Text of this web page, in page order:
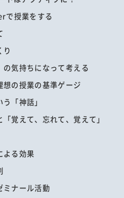
で授業をする
り
気持ちになって考える
の授業の基準ゲージ
「神話」
「覚えて、忘れて、覚えて」
よる効果
ミナール活動